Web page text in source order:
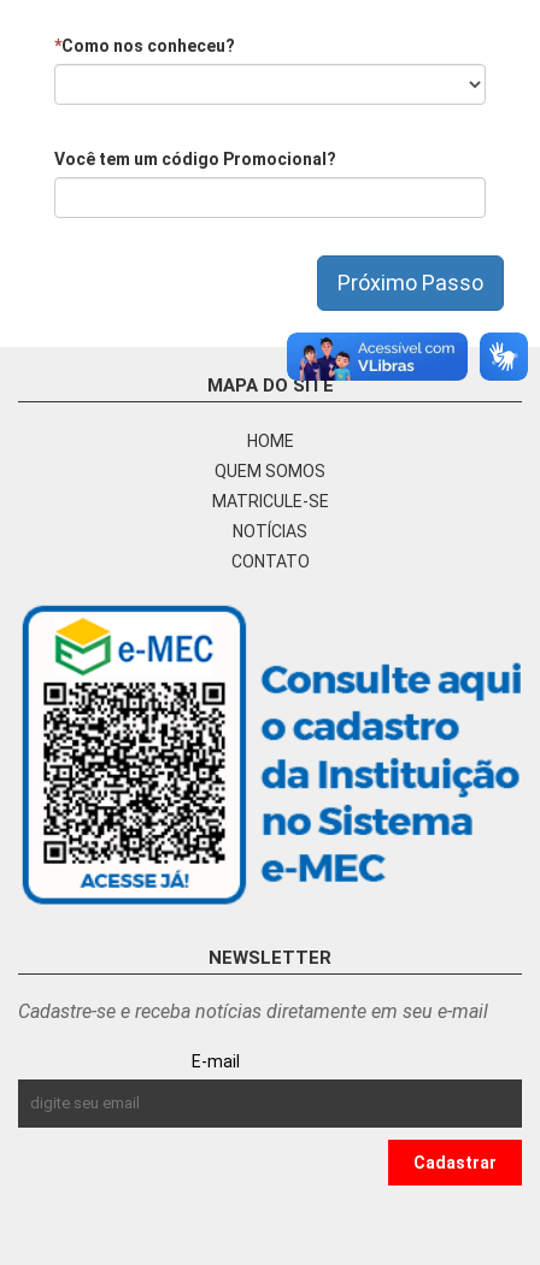
*Como nos conheceu?
Você tem um código Promocional?
Próximo Passo
MAPA DO SITE
HOME
QUEM SOMOS
MATRICULE-SE
NOTÍCIAS
CONTATO
NEWSLETTER
Cadastre-se e receba notícias diretamente em seu e-mail
E-mail